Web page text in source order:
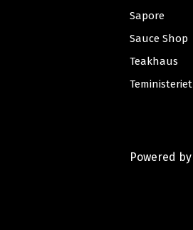
Sapore
Sauce Shop
Teakhaus
Teministeriet
Powered by